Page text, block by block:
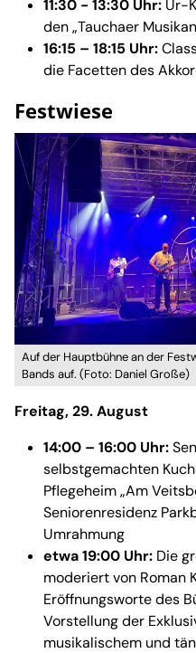
11:30 - 13:30 Uhr: Ur-
den „Tauchaer
16:15 – 18:15 Uhr:
die Facetten des
Festwiese
Auf der Hauptbühne an der
Bands auf. (Foto: Daniel Große)
Freitag, 29. August
14:00 – 16:00 Uhr:
selbstgemachten
Pflegeheim „Am
Seniorenresidenz
Umrahmung
etwa 19:00 Uhr: Die
moderiert von Roman
Eröffnungsworte des
Vorstellung der
musikalischem und